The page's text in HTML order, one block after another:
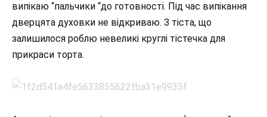
випікаю “пальчики “до готовності. Під час випікання
дверцята духовки не відкриваю. З тіста, що
залишилося роблю невеликі круглі тістечка для
прикраси торта.